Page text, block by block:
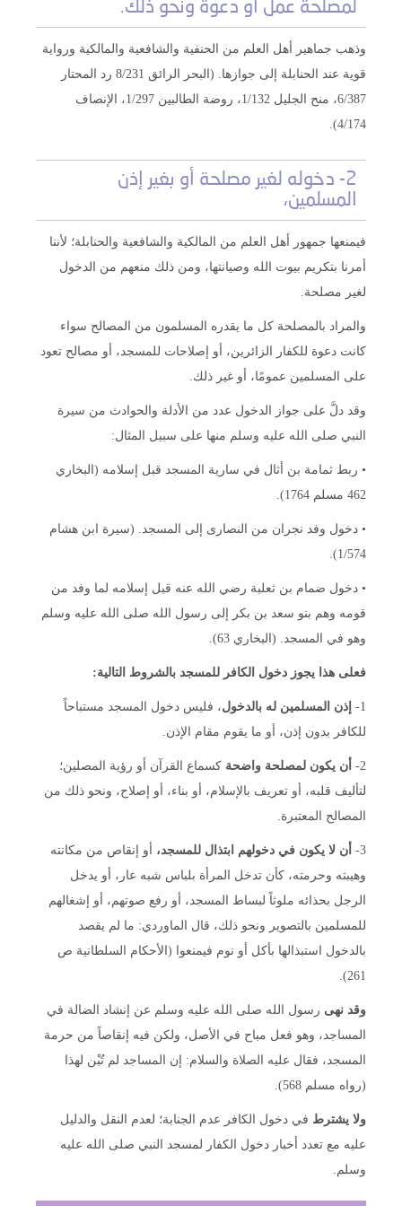
لمصلحة عمل أو دعوة ونحو ذلك.
وذهب جماهير أهل العلم من الحنفية والشافعية والمالكية ورواية
قوية عند الحنابلة إلى جوازها. (البحر الرائق 8/231 رد المحتار
6/387، منح الجليل 1/132، روضة الطالبين 1/297، الإنصاف
4/174).
2- دخوله لغير مصلحة أو بغير إذن
المسلمين،
فيمنعها جمهور أهل العلم من المالكية والشافعية والحنابلة؛ لأننا
أمرنا بتكريم بيوت الله وصيانتها، ومن ذلك منعهم من الدخول
لغير مصلحة.
والمراد بالمصلحة كل ما يقدره المسلمون من المصالح سواء
كانت دعوة للكفار الزائرين، أو إصلاحات للمسجد، أو مصالح تعود
على المسلمين عمومًا، أو غير ذلك.
وقد دلَّ على جواز الدخول عدد من الأدلة والحوادث من سيرة
النبي صلى الله عليه وسلم منها على سبيل المثال:
• ربط ثمامة بن أثال في سارية المسجد قبل إسلامه (البخاري
462 مسلم 1764).
• دخول وفد نجران من النصارى إلى المسجد. (سيرة ابن هشام
1/574).
• دخول ضمام بن ثعلبة رضي الله عنه قبل إسلامه لما وفد من
قومه وهم بنو سعد بن بكر إلى رسول الله صلى الله عليه وسلم
وهو في المسجد. (البخاري 63).
فعلى هذا يجوز دخول الكافر للمسجد بالشروط التالية:
1- إذن المسلمين له بالدخول، فليس دخول المسجد مستباحاً
للكافر بدون إذن، أو ما يقوم مقام الإذن.
2- أن يكون لمصلحة واضحة كسماع القرآن أو رؤية المصلين؛
لتأليف قلبه، أو تعريف بالإسلام، أو بناء، أو إصلاح، ونحو ذلك من
المصالح المعتبرة.
3- أن لا يكون في دخولهم ابتذال للمسجد، أو إنقاص من مكانته
وهيبته وحرمته، كأن تدخل المرأة بلباس شبه عار، أو يدخل
الرجل بحذائه ملوثاً لبساط المسجد، أو رفع صوتهم، أو إشغالهم
للمسلمين بالتصوير ونحو ذلك، قال الماوردي: ما لم يقصد
بالدخول استبذالها بأكل أو نوم فيمنعوا (الأحكام السلطانية ص
261).
وقد نهى رسول الله صلى الله عليه وسلم عن إنشاد الضالة في
المساجد، وهو فعل مباح في الأصل، ولكن فيه إنقاصاً من حرمة
المسجد، فقال عليه الصلاة والسلام: إن المساجد لم تُبْن لهذا
(رواه مسلم 568).
ولا يشترط في دخول الكافر عدم الجنابة؛ لعدم النقل والدليل
عليه مع تعدد أخبار دخول الكفار لمسجد النبي صلى الله عليه
وسلم.